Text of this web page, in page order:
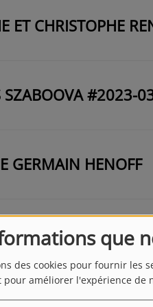
que
des cookies pour fournir les
pour améliorer l'expérience de
ET CHRISTOPHE
SZABOOVA #2023-
GERMAIN HENOFF
EMILE #2022-48
DE CHALUS